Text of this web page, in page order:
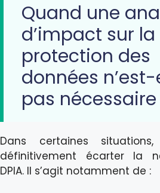
Quand une
d’impact sur la
protection des
données
pas nécessaire
Dans certaines
définitivement écarter la
DPIA. Il s’agit notamment de :